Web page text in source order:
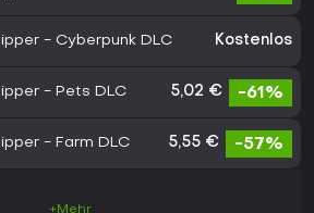
- Cyberpunk DLC Kostenlos
- Pets DLC 5,02 € -61%
- Farm DLC 5,55 € -57%
+Mehr